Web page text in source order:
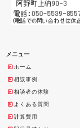
メニュー
ホーム
相談事例
相談者の体験
よくある質問
計算費用